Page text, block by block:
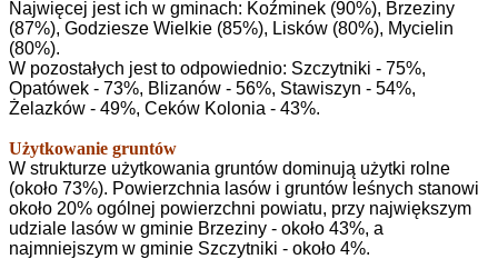
Najwięcej jest ich w gminach: Koźminek (90%), Brzeziny
(87%), Godziesze Wielkie (85%), Lisków (80%), Mycielin
(80%).
W pozostałych jest to odpowiednio: Szczytniki - 75%,
Opatówek - 73%, Blizanów - 56%, Stawiszyn - 54%,
Żelazków - 49%, Ceków Kolonia - 43%.
Użytkowanie gruntów
W strukturze użytkowania gruntów dominują użytki rolne
(około 73%). Powierzchnia lasów i gruntów leśnych stanowi
około 20% ogólnej powierzchni powiatu, przy największym
udziale lasów w gminie Brzeziny - około 43%, a
najmniejszym w gminie Szczytniki - około 4%.